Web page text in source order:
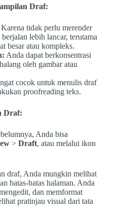
Draf:
Karena tidak perlu merender
lebih lancar, terutama
besar atau kompleks.
Anda dapat berkonsentrasi
oleh gambar atau
cocok untuk menulis draf
proofreading teks.
Draf:
Anda bisa
> Draft, atau melalui ikon
draf, Anda mungkin melihat
batas-batas halaman. Anda
dan memformat
pratinjau visual dari tata